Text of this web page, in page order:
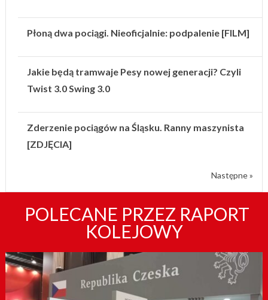
Płoną dwa pociągi. Nieoficjalnie: podpalenie [FILM]
Jakie będą tramwaje Pesy nowej generacji? Czyli
Twist 3.0 Swing 3.0
Zderzenie pociągów na Śląsku. Ranny maszynista
[ZDJĘCIA]
Następne »
POLECANE PRZEZ RAPORT
KOLEJOWY